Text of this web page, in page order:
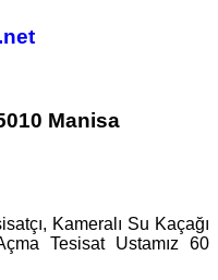
Manisa
Kameralı Su Kaçağı
Tesisat Ustamız 60